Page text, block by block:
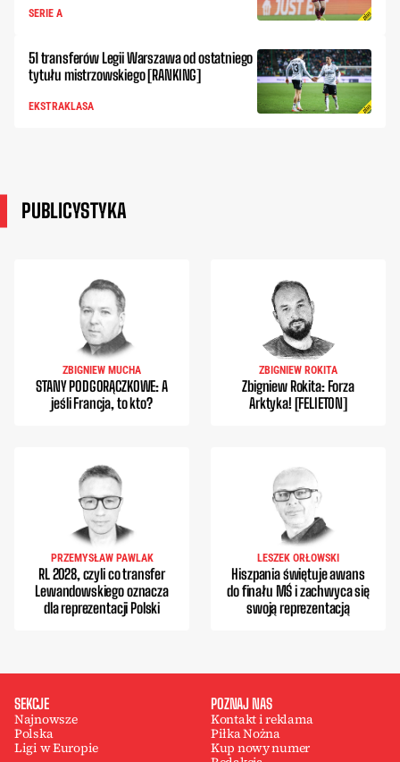
SERIE A
51 transferów Legii Warszawa od ostatniego
tytułu mistrzowskiego [RANKING]
EKSTRAKLASA
PUBLICYSTYKA
ZBIGNIEW MUCHA
STANY PODGORĄCZKOWE: A
jeśli Francja, to kto?
ZBIGNIEW ROKITA
Zbigniew Rokita: Forza
Arktyka! [FELIETON]
PRZEMYSŁAW PAWLAK
RL 2028, czyli co transfer
Lewandowskiego oznacza
dla reprezentacji Polski
LESZEK ORŁOWSKI
Hiszpania świętuje awans
do finału MŚ i zachwyca się
swoją reprezentacją
SEKCJE
Najnowsze
Polska
Ligi w Europie
POZNAJ NAS
Kontakt i reklama
Piłka Nożna
Kup nowy numer